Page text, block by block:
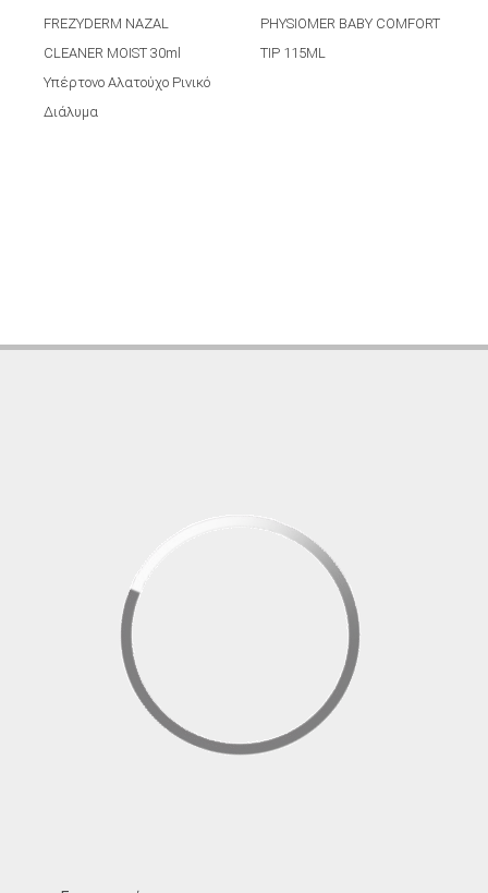
FREZYDERM NAZAL
CLEANER MOIST 30ml
Υπέρτονο Αλατούχο Ρινικό
Διάλυμα
PHYSIOMER BABY COMFORT
TIP 115ML